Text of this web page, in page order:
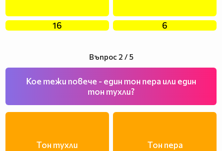
16 6
Въпрос 2 / 5
Кое тежи повече - един тон пера или един
тон тухли?
Тон тухли Тон пера